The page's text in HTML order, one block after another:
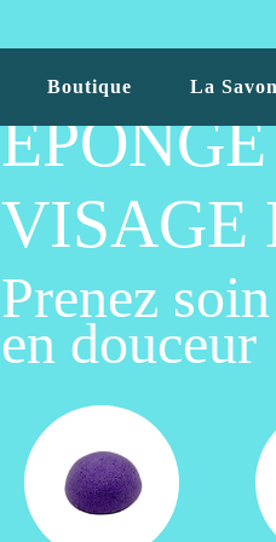
Boutique La
VISAGE
Prenez
en douceur